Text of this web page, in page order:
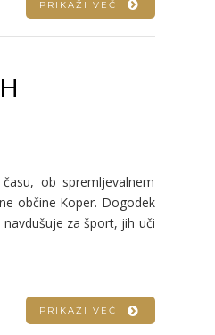
PRIKAŽI VEČ
ob spremljevalnem
občine Koper. Dogodek
za šport, jih uči
PRIKAŽI VEČ